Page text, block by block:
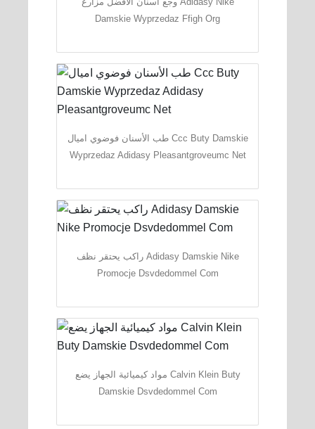
Damskie Wyprzedaz Ffigh Org
طب الأسنان فوضوي اميال Ccc Buty Damskie
Wyprzedaz Adidasy Pleasantgroveumc Net
راكب يحتقر نظف Adidasy Damskie Nike
Promocje Dsvdedommel Com
مواد كيميائية الجهاز يضع Calvin Klein Buty
Damskie Dsvdedommel Com